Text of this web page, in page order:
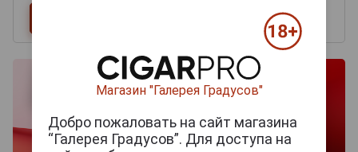
Магазин "Галерея Градусов"
Добро пожаловать на сайт магазина
“Галерея Градусов”. Для доступа на